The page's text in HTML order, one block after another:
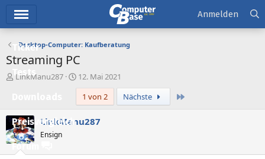
Ticker
Tests
Preisvergleich
Forum
Anmelden
Desktop-Computer: Kaufberatung
Streaming PC
E
e
l
l
e
LinkManu287
E
r
t
e
12. Mai 2021
1 von 2
Nächste
LinkManu287
Ensign